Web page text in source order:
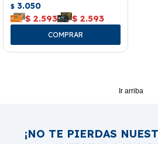
$ 3.050
$ 2.593 $ 2.593
Ir arriba
¡NO TE PIERDAS